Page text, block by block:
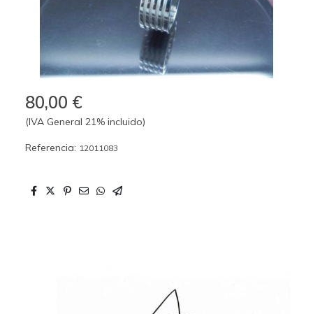
80,00 €
(IVA General 21% incluido)
Referencia: 12011083